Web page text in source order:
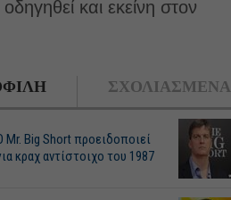
και εκείνη στον
ΣΧΟΛΙΑΣΜΕΝΑ
Mr. Big Short προειδοποιεί
κραχ αντίστοιχο του 1987